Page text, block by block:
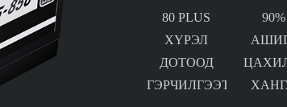
80 PLUS
ХҮРЭЛ
ДОТООД
ГЭРЧИЛГЭЭТЭЙ